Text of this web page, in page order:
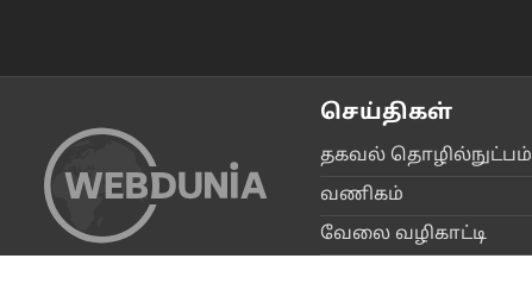
செய்திகள்
தகவ‌ல் தொ‌ழி‌ல்நு‌ட்ப‌ம்
வ‌ணிக‌ம்
வேலை வ‌ழிகா‌ட்டி